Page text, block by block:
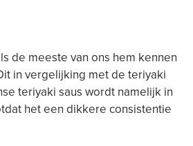
de meeste van ons hem kennen
in vergelijking met de teriyaki
teriyaki saus wordt namelijk in
het een dikkere consistentie